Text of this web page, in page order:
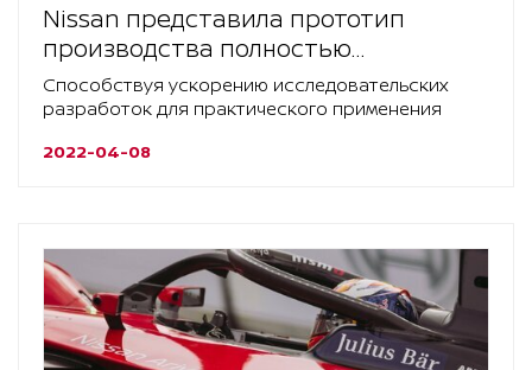
Nissan представила прототип
производства полностью
твердотельных аккумуляторов
Способствуя ускорению исследовательских
разработок для практического применения
2022-04-08